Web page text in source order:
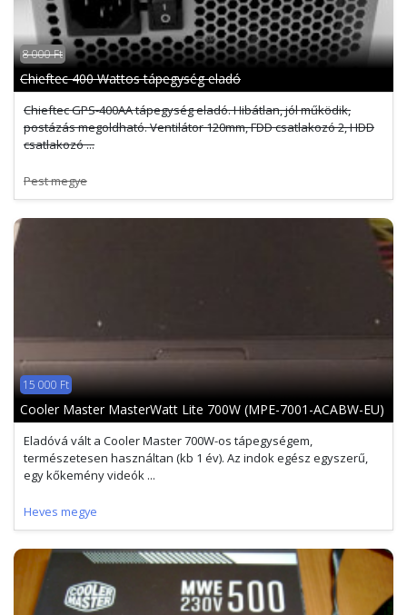
8 000 Ft
Chieftec 400 Wattos tápegység eladó
Chieftec GPS-400AA tápegység eladó. Hibátlan, jól működik,
postázás megoldható. Ventilátor 120mm, FDD csatlakozó 2, HDD
csatlakozó ...
Pest megye
15 000 Ft
Cooler Master MasterWatt Lite 700W (MPE-7001-ACABW-EU)
Eladóvá vált a Cooler Master 700W-os tápegységem,
természetesen használtan (kb 1 év). Az indok egész egyszerű,
egy kőkemény videók ...
Heves megye